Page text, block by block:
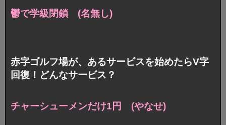
鬱で学級閉鎖 (名無し)
赤字ゴルフ場が、あるサービスを始めたらV字
回復！どんなサービス？
チャーシューメンだけ1円 (やなせ)